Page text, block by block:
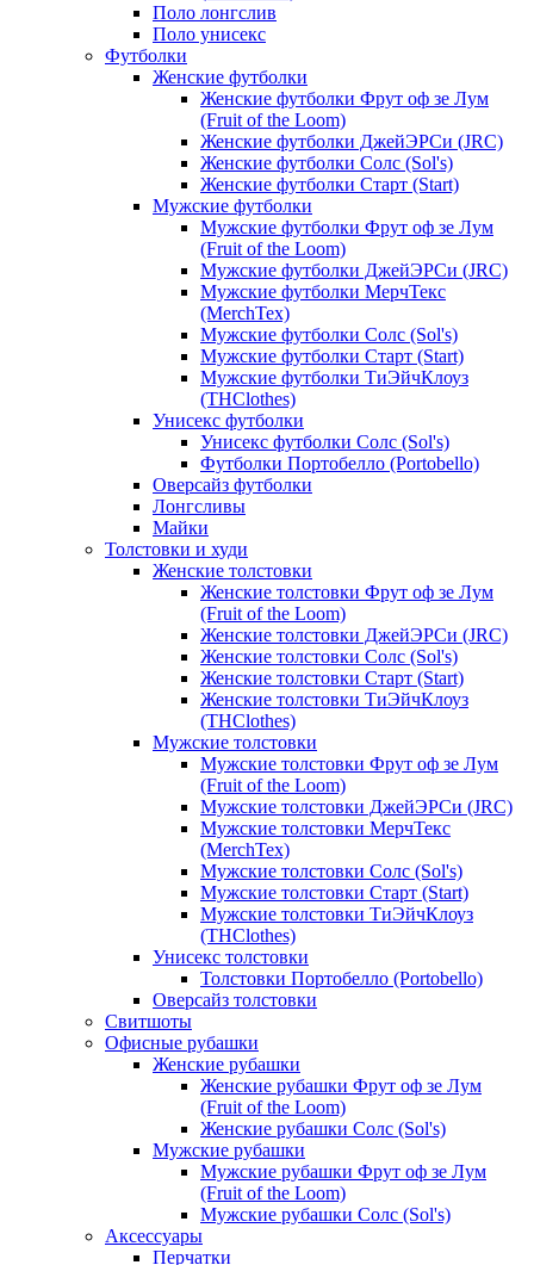
Поло лонгслив
Поло унисекс
Футболки
Женские футболки
Женские футболки Фрут оф зе Лум
(Fruit of the Loom)
Женские футболки ДжейЭРСи (JRC)
Женские футболки Солс (Sol's)
Женские футболки Старт (Start)
Мужские футболки
Мужские футболки Фрут оф зе Лум
(Fruit of the Loom)
Мужские футболки ДжейЭРСи (JRC)
Мужские футболки МерчТекс
(MerchTex)
Мужские футболки Солс (Sol's)
Мужские футболки Старт (Start)
Мужские футболки ТиЭйчКлоуз
(THClothes)
Унисекс футболки
Унисекс футболки Солс (Sol's)
Футболки Портобелло (Portobello)
Оверсайз футболки
Лонгсливы
Майки
Толстовки и худи
Женские толстовки
Женские толстовки Фрут оф зе Лум
(Fruit of the Loom)
Женские толстовки ДжейЭРСи (JRC)
Женские толстовки Солс (Sol's)
Женские толстовки Старт (Start)
Женские толстовки ТиЭйчКлоуз
(THClothes)
Мужские толстовки
Мужские толстовки Фрут оф зе Лум
(Fruit of the Loom)
Мужские толстовки ДжейЭРСи (JRC)
Мужские толстовки МерчТекс
(MerchTex)
Мужские толстовки Солс (Sol's)
Мужские толстовки Старт (Start)
Мужские толстовки ТиЭйчКлоуз
(THClothes)
Унисекс толстовки
Толстовки Портобелло (Portobello)
Оверсайз толстовки
Свитшоты
Офисные рубашки
Женские рубашки
Женские рубашки Фрут оф зе Лум
(Fruit of the Loom)
Женские рубашки Солс (Sol's)
Мужские рубашки
Мужские рубашки Фрут оф зе Лум
(Fruit of the Loom)
Мужские рубашки Солс (Sol's)
Аксессуары
Перчатки